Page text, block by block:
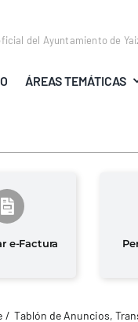
del Ayuntamiento de
ÁREAS TEMÁTICAS
e-Factura
Tablón de Anuncios